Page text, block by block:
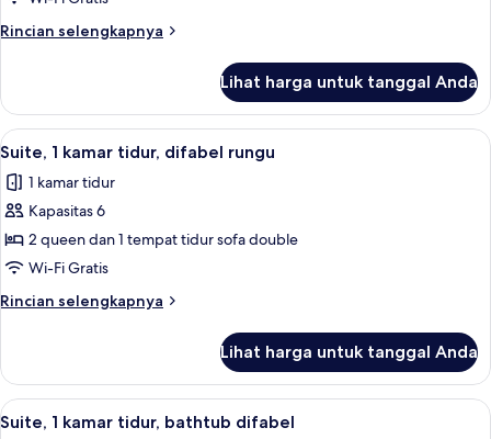
kamar
tidur,
difabel
Rincian selengkapnya
Rincian
Suite,
kamar
bathtub
difabel
Lihat harga untuk tanggal Anda
Lihat
semua
foto
untuk
Suite,
1
kamar
tidur,
rungu
Seprai premium, meja kerja, dan
7
Suite, 1 kamar tidur, difabel rungu
1 kamar tidur
Kapasitas 6
2 queen dan 1 tempat tidur sofa double
Wi-Fi Gratis
Rincian selengkapnya
Rincian
Suite,
kamar
Lihat harga untuk tanggal Anda
Lihat
Seprai premium, meja kerja, dan
8
Suite, 1 kamar tidur, bathtub difabel